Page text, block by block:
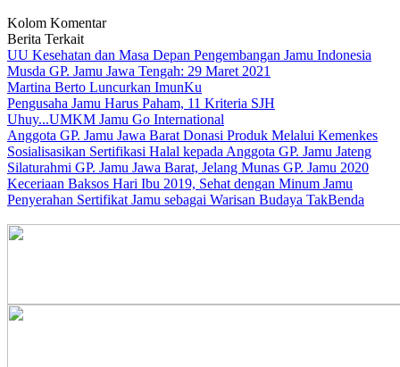
Kolom Komentar
Berita Terkait
UU Kesehatan dan Masa Depan Pengembangan Jamu Indonesia
Musda GP. Jamu Jawa Tengah: 29 Maret 2021
Martina Berto Luncurkan ImunKu
Pengusaha Jamu Harus Paham, 11 Kriteria SJH
Uhuy...UMKM Jamu Go International
Anggota GP. Jamu Jawa Barat Donasi Produk Melalui Kemenkes
Sosialisasikan Sertifikasi Halal kepada Anggota GP. Jamu Jateng
Silaturahmi GP. Jamu Jawa Barat, Jelang Munas GP. Jamu 2020
Keceriaan Baksos Hari Ibu 2019, Sehat dengan Minum Jamu
Penyerahan Sertifikat Jamu sebagai Warisan Budaya TakBenda